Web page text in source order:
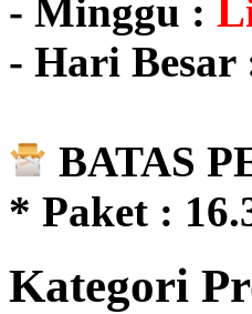
- Minggu :
- Hari Besar
BATAS
* Paket :
Kategori